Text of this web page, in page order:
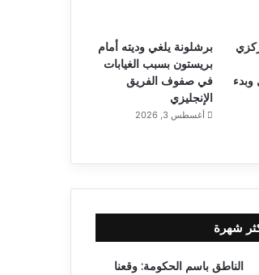
وبدء
برشلونة يلغي وديته أمام
بريستون بسبب الغيابات
في صفوف الفريق
الإنجليزي
أغسطس 3, 2026
شهرة
الناطق باسم الحكومة: وقعنا